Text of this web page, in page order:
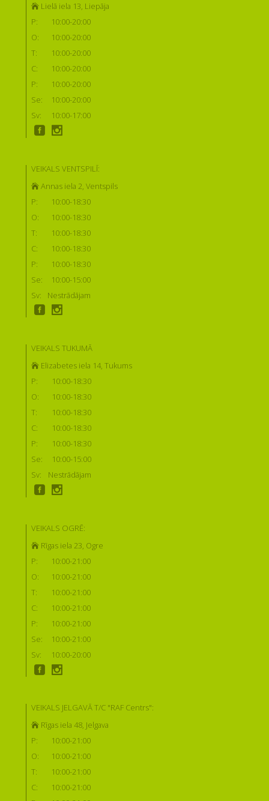
Lielā iela 13, Liepāja
P:
10:00-20:00
O:
10:00-20:00
T:
10:00-20:00
C:
10:00-20:00
P:
10:00-20:00
Se:
10:00-20:00
Sv:
10:00-17:00
VEIKALS VENTSPILĪ:
Annas iela 2, Ventspils
P:
10:00-18:30
O:
10:00-18:30
T:
10:00-18:30
C:
10:00-18:30
P:
10:00-18:30
Se:
10:00-15:00
Sv:
Nestrādājam
VEIKALS TUKUMĀ
Elizabetes iela 14, Tukums
P:
10:00-18:30
O:
10:00-18:30
T:
10:00-18:30
C:
10:00-18:30
P:
10:00-18:30
Se:
10:00-15:00
Sv:
Nestrādājam
VEIKALS OGRĒ:
Rīgas iela 23, Ogre
P:
10:00-21:00
O:
10:00-21:00
T:
10:00-21:00
C:
10:00-21:00
P:
10:00-21:00
Se:
10:00-21:00
Sv:
10:00-20:00
VEIKALS JELGAVĀ T/C "RAF Centrs":
Rīgas iela 48, Jelgava
P:
10:00-21:00
O:
10:00-21:00
T:
10:00-21:00
C:
10:00-21:00